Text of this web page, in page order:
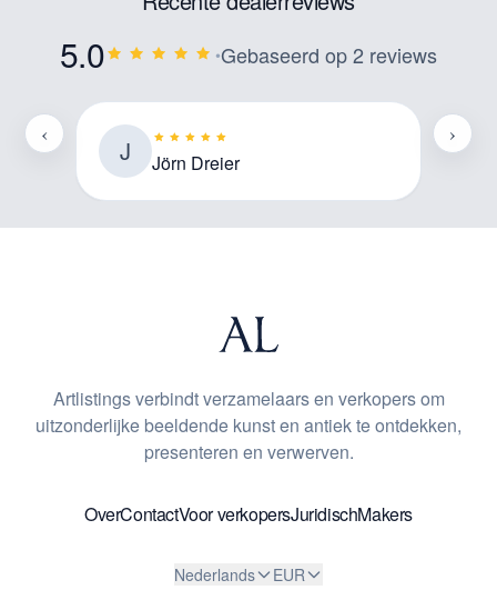
5.0 •Gebaseerd op 2 reviews
J Jörn Dreier C
‹ ›
Artlistings verbindt verzamelaars en verkopers om
uitzonderlijke beeldende kunst en antiek te ontdekken,
presenteren en verwerven.
OverContactVoor verkopersJuridischMakers
Nederlands EUR